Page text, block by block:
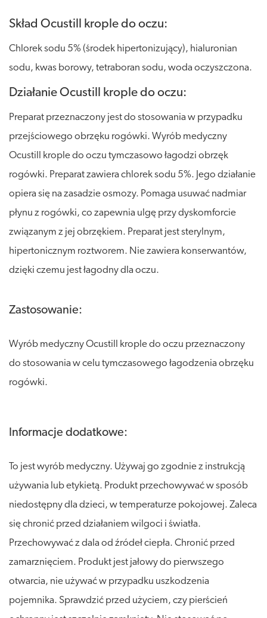
Skład Ocustill krople do oczu:
Chlorek sodu 5% (środek hipertonizujący), hialuronian
sodu, kwas borowy, tetraboran sodu, woda oczyszczona.
Działanie Ocustill krople do oczu:
Preparat przeznaczony jest do stosowania w przypadku
przejściowego obrzęku rogówki. Wyrób medyczny
Ocustill krople do oczu tymczasowo łagodzi obrzęk
rogówki. Preparat zawiera chlorek sodu 5%. Jego działanie
opiera się na zasadzie osmozy. Pomaga usuwać nadmiar
płynu z rogówki, co zapewnia ulgę przy dyskomforcie
związanym z jej obrzękiem. Preparat jest sterylnym,
hipertonicznym roztworem. Nie zawiera konserwantów,
dzięki czemu jest łagodny dla oczu.
Zastosowanie:
Wyrób medyczny Ocustill krople do oczu przeznaczony
do stosowania w celu tymczasowego łagodzenia obrzęku
rogówki.
Informacje dodatkowe:
To jest wyrób medyczny. Używaj go zgodnie z instrukcją
używania lub etykietą. Produkt przechowywać w sposób
niedostępny dla dzieci, w temperaturze pokojowej. Zaleca
się chronić przed działaniem wilgoci i światła.
Przechowywać z dala od źródeł ciepła. Chronić przed
zamarznięciem. Produkt jest jałowy do pierwszego
otwarcia, nie używać w przypadku uszkodzenia
pojemnika. Sprawdzić przed użyciem, czy pierścień